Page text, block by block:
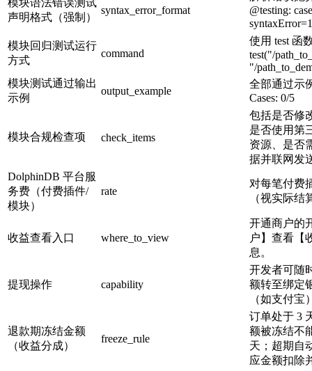
模块语法错误测试
声明格式（强制）
syntax_error_format
@testing:
模块回归测试运行
方式
command
使用 test 函
test("/
"/
模块测试通过输出
示例
output_example
全部通过示
Cases: 0/5
模块合规检查项 check_items
包括是否修
是否使用第
资源、是否
据并联网发
DolphinDB 平台服
务费（付费插件/
模块）
rate
对每笔付费
（视实际结
收益查看入口 where_to_view
开通商户的
户】查看【
息。
提现操作 capability
开发者可随
额转至绑定
（如支付宝
退款期冻结金额
（收益分成）
freeze_rule
订单处于 3
额被冻结不
天；超期自
应金额扣除